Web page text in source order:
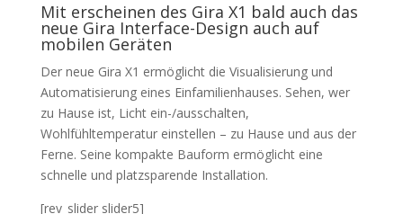
Mit erscheinen des Gira X1 bald auch das
neue Gira Interface-Design auch auf
mobilen Geräten
Der neue Gira X1 ermöglicht die Visualisierung und
Automatisierung eines Einfamilienhauses. Sehen, wer
zu Hause ist, Licht ein-/ausschalten,
Wohlfühltemperatur einstellen – zu Hause und aus der
Ferne. Seine kompakte Bauform ermöglicht eine
schnelle und platzsparende Installation.
[rev_slider slider5]